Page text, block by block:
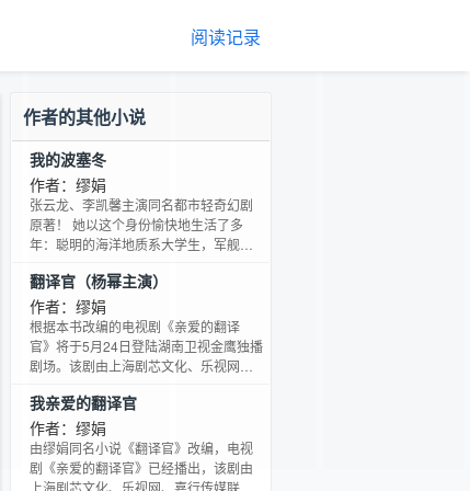
阅读记录
作者的其他小说
我的波塞冬
作者：缪娟
张云龙、李凯馨主演同名都市轻奇幻剧
原著！ 她以这个身份愉快地生活了多
年：聪明的海洋地质系大学生，军舰舰
科学家的爱恋，积攒自己喜爱的石头。
直到这一天，她遇到那总是给她带来厄
运的美少年，才发现自己被卷入了一场
跌宕起伏的前世情缘。他究竟是谁？平
白无故地到来，从容骄横地在她的生活
有那么多的矛盾关联？ 当他掏出那颗埋
藏万年的真心，她是否
翻译官（杨幂主演）
作者：缪娟
根据本书改编的电视剧《亲爱的翻译
官》将于5月24日登陆湖南卫视金鹰独播
剧场。该剧由上海剧芯文化、乐视网、
红花旦杨幂出演女主角乔菲。讲述了从
小励志当翻译的法语系女硕士生乔菲，
在翻译天才程家阳指导下，成长为一名
优秀的高级翻译，并与程家阳从彼此看
不顺眼的欢喜冤家，逐渐互相了解吸
我亲爱的翻译官
作者：缪娟
由缪娟同名小说《翻译官》改编，电视
剧《亲爱的翻译官》已经播出，该剧由
上海剧芯文化、乐视网、嘉行传媒联合